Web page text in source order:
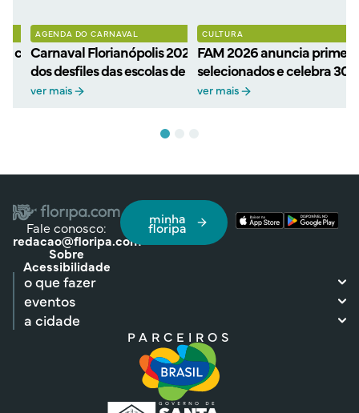
confirmada: festa será
AGENDA DO CARNAVAL
Carnaval Florianópolis 2027: Definida a ordem
dos desfiles das escolas de samba
ver mais
CULTURA
FAM 2026 anuncia
selecionados e celebra 30
TAC
ver mais
Fale conosco:
redacao@floripa.com
Sobre
Acessibilidade
minha
floripa
o que fazer
eventos
a cidade
PARCEIROS